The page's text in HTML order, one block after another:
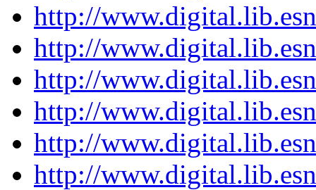
http://
http://
http://
http://
http://
http://